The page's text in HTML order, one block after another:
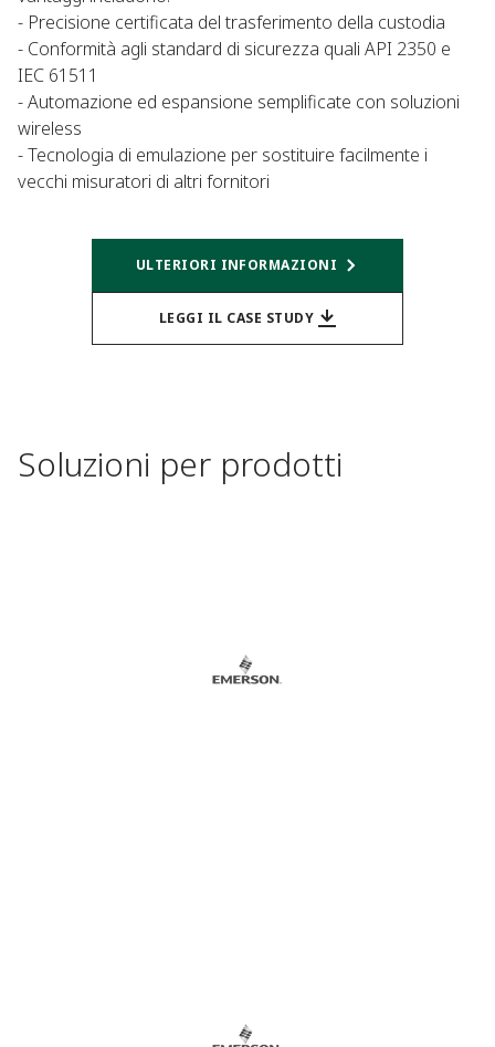
- Precisione certificata del trasferimento della custodia
- Conformità agli standard di sicurezza quali API 2350 e
IEC 61511
- Automazione ed espansione semplificate con soluzioni
wireless
- Tecnologia di emulazione per sostituire facilmente i
vecchi misuratori di altri fornitori
ULTERIORI INFORMAZIONI
LEGGI IL CASE STUDY
Soluzioni per prodotti